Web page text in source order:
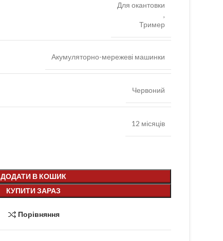
Для окантовки
,
Тример
Акумуляторно-мережеві машинки
Червоний
12 місяців
ДОДАТИ В КОШИК
КУПИТИ ЗАРАЗ
Порівняння